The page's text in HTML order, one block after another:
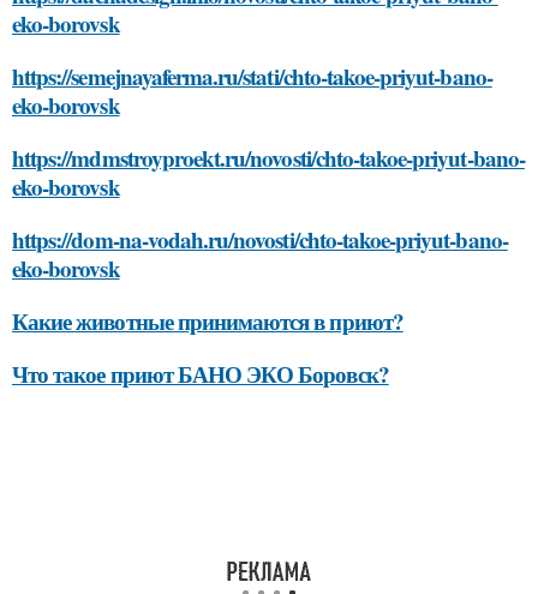
eko-borovsk
https://semejnayaferma.ru/stati/chto-takoe-priyut-bano-
eko-borovsk
https://mdmstroyproekt.ru/novosti/chto-takoe-priyut-bano-
eko-borovsk
https://dom-na-vodah.ru/novosti/chto-takoe-priyut-bano-
eko-borovsk
Какие животные принимаются в приют?
Что такое приют БАНО ЭКО Боровск?